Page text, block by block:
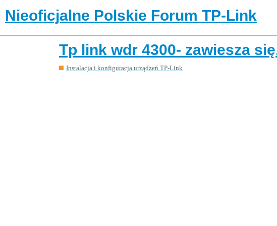
Nieoficjalne Polskie Forum TP-Link
Tp link wdr 4300- zawiesza
Instalacja i konfiguracja urządzeń TP-Link